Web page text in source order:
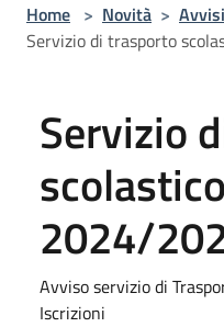
Home > Novità > Avvisi
Servizio di trasporto
Servizio
2024/
Avviso servizio di
Iscrizioni